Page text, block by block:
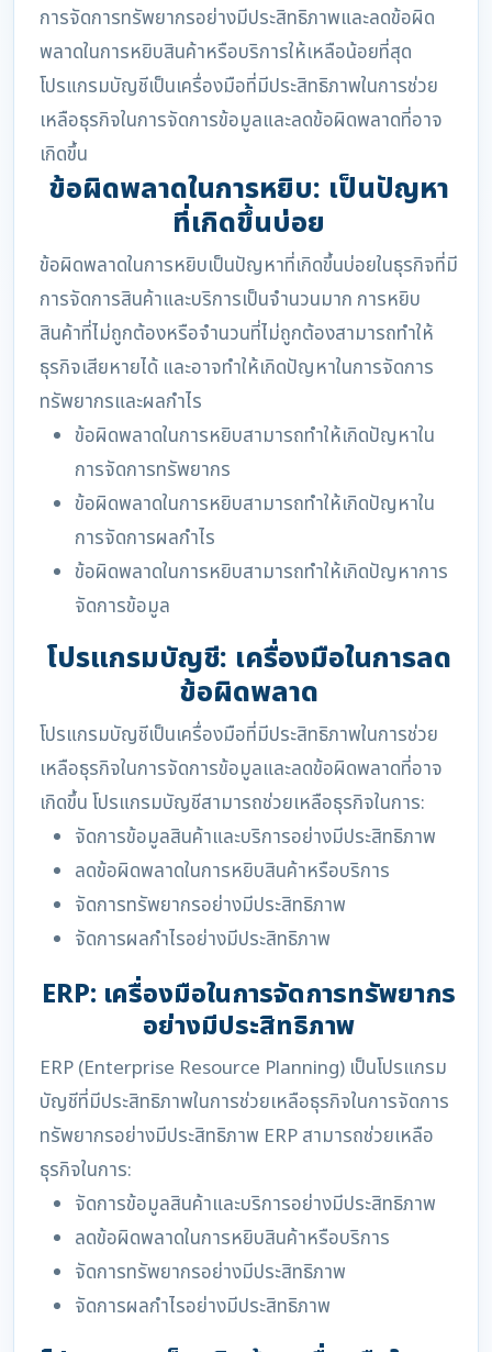
การจัดการทรัพยากรอย่างมีประสิทธิภาพและลดข้อผิด
พลาดในการหยิบสินค้าหรือบริการให้เหลือน้อยที่สุด
โปรแกรมบัญชีเป็นเครื่องมือที่มีประสิทธิภาพในการช่วย
เหลือธุรกิจในการจัดการข้อมูลและลดข้อผิดพลาดที่อาจ
เกิดขึ้น
ข้อผิดพลาดในการหยิบ: เป็นปัญหา
ที่เกิดขึ้นบ่อย
ข้อผิดพลาดในการหยิบเป็นปัญหาที่เกิดขึ้นบ่อยในธุรกิจที่มี
การจัดการสินค้าและบริการเป็นจำนวนมาก การหยิบ
สินค้าที่ไม่ถูกต้องหรือจำนวนที่ไม่ถูกต้องสามารถทำให้
ธุรกิจเสียหายได้ และอาจทำให้เกิดปัญหาในการจัดการ
ทรัพยากรและผลกำไร
ข้อผิดพลาดในการหยิบสามารถทำให้เกิดปัญหาใน
การจัดการทรัพยากร
ข้อผิดพลาดในการหยิบสามารถทำให้เกิดปัญหาใน
การจัดการผลกำไร
ข้อผิดพลาดในการหยิบสามารถทำให้เกิดปัญหาการ
จัดการข้อมูล
โปรแกรมบัญชี: เครื่องมือในการลด
ข้อผิดพลาด
โปรแกรมบัญชีเป็นเครื่องมือที่มีประสิทธิภาพในการช่วย
เหลือธุรกิจในการจัดการข้อมูลและลดข้อผิดพลาดที่อาจ
เกิดขึ้น โปรแกรมบัญชีสามารถช่วยเหลือธุรกิจในการ:
จัดการข้อมูลสินค้าและบริการอย่างมีประสิทธิภาพ
ลดข้อผิดพลาดในการหยิบสินค้าหรือบริการ
จัดการทรัพยากรอย่างมีประสิทธิภาพ
จัดการผลกำไรอย่างมีประสิทธิภาพ
ERP: เครื่องมือในการจัดการทรัพยากร
อย่างมีประสิทธิภาพ
ERP (Enterprise Resource Planning) เป็นโปรแกรม
บัญชีที่มีประสิทธิภาพในการช่วยเหลือธุรกิจในการจัดการ
ทรัพยากรอย่างมีประสิทธิภาพ ERP สามารถช่วยเหลือ
ธุรกิจในการ:
จัดการข้อมูลสินค้าและบริการอย่างมีประสิทธิภาพ
ลดข้อผิดพลาดในการหยิบสินค้าหรือบริการ
จัดการทรัพยากรอย่างมีประสิทธิภาพ
จัดการผลกำไรอย่างมีประสิทธิภาพ